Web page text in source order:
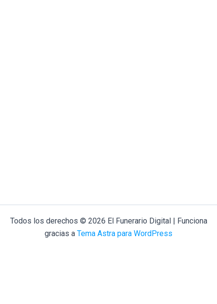
Todos los derechos © 2026 El Funerario Digital | Funciona
gracias a Tema Astra para WordPress